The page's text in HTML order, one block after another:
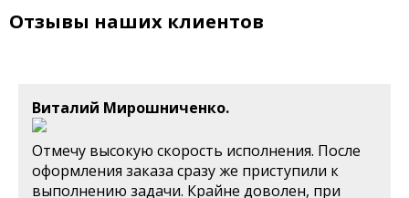
Отзывы наших клиентов
Виталий Мирошниченко.
Отмечу высокую скорость исполнения. После
оформления заказа сразу же приступили к
выполнению задачи. Крайне доволен, при